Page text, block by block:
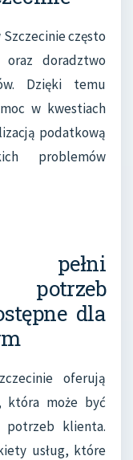
często
doradztwo
Dzięki temu
w kwestiach
podatkową
problemów
pełni
potrzeb
dla
oferują
która może być
potrzeb klienta.
usług, które